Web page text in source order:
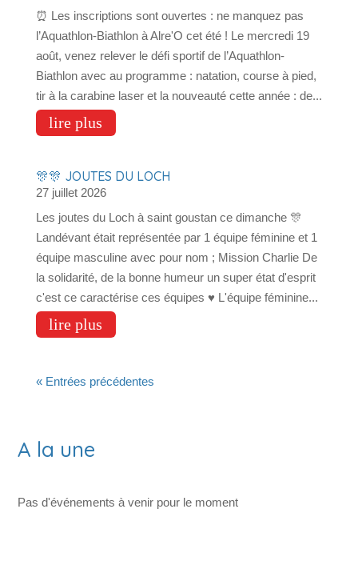
⏰ Les inscriptions sont ouvertes : ne manquez pas
l’Aquathlon-Biathlon à Alre'O cet été ! Le mercredi 19
août, venez relever le défi sportif de l’Aquathlon-
Biathlon avec au programme : natation, course à pied,
tir à la carabine laser et la nouveauté cette année : de...
lire plus
🎊🎊 JOUTES DU LOCH
27 juillet 2026
Les joutes du Loch à saint goustan ce dimanche 🎊
Landévant était représentée par 1 équipe féminine et 1
équipe masculine avec pour nom ; Mission Charlie De
la solidarité, de la bonne humeur un super état d'esprit
c'est ce caractérise ces équipes ♥️ L'équipe féminine...
lire plus
« Entrées précédentes
A la une
Pas d'événements à venir pour le moment